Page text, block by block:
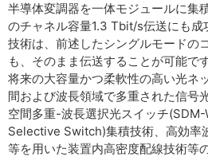
半導体変調器を一体モジュールに集
のチャネル容量1.3 Tbit/s伝送にも成
技術は、前述したシングルモードの
も、そのまま伝送することが可能です
将来の大容量かつ柔軟性の高い光ネ
間および波長領域で多重された信号
空間多重-波長選択光スイッチ
Selective Switch)集積技術、高効率
等を用いた装置内高密度配線技術等